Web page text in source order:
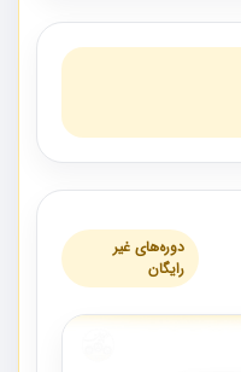
دوره‌های غیر
رایگان